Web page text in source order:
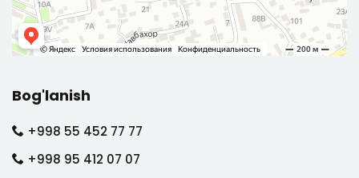
Bog'lanish
+998 55 452 77 77
+998 95 412 07 07